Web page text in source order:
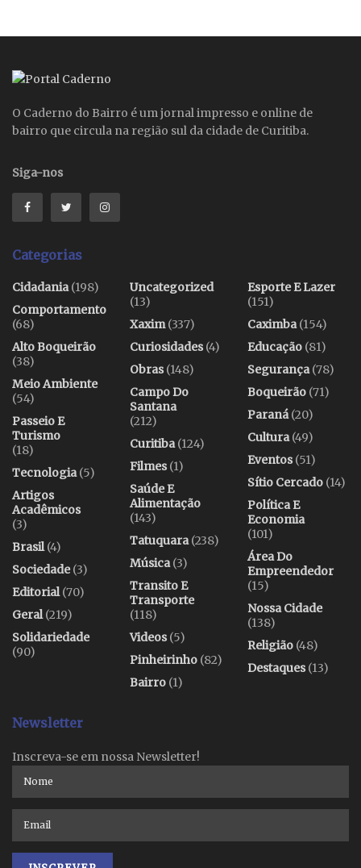
O Caderno do Bairro é um jornal impresso e online de
bairro que circula na região sul da cidade de Curitiba.
Siga-nos
Categorias
Cidadania(198)
Comportamento
(68)
Alto Boqueirão
(38)
Meio Ambiente
(54)
Passeio E
Turismo
(18)
Tecnologia(5)
Artigos
Acadêmicos
(3)
Brasil (4)
Sociedade(3)
Editorial (70)
Geral (219)
Solidariedade
(90)
Uncategorized
(13)
Xaxim(337)
Curiosidades(4)
Obras(148)
Campo Do
Santana
(212)
Curitiba(124)
Filmes(1)
Saúde E
Alimentação
(143)
Tatuquara(238)
Música(3)
Transito E
Transporte
(118)
Videos(5)
Pinheirinho (82)
Bairro (1)
Esporte E Lazer
(151)
Caximba(154)
Educação (81)
Segurança(78)
Boqueirão (71)
Paraná(20)
Cultura(49)
Eventos(51)
Sítio Cercado (14)
Política E
Economia
(101)
Área Do
Empreendedor
(15)
Nossa Cidade
(138)
Religião (48)
Destaques(13)
Newsletter
Inscreva-se em nossa Newsletter!